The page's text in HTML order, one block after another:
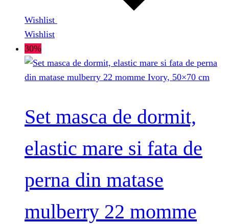
Wishlist
Wishlist
30%
Set masca de dormit,
elastic mare si fata de
perna din matase
mulberry 22 momme